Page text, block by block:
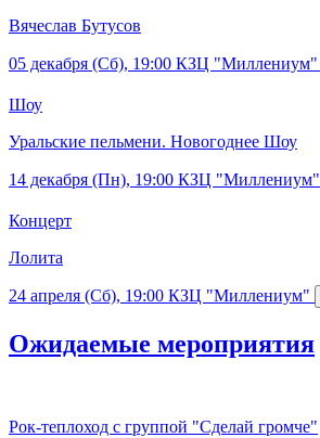
Вячеслав Бутусов
05 декабря (Сб), 19:00 КЗЦ "Миллениум"
Шоу
Уральские пельмени. Новогоднее Шоу
14 декабря (Пн), 19:00 КЗЦ "Миллениум"
Концерт
Лолита
24 апреля (Сб), 19:00 КЗЦ "Миллениум"
Ожидаемые мероприятия
Рок-теплоход с группой "Сделай громче"